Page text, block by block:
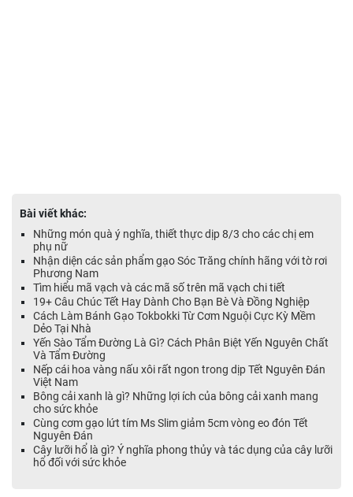
Bài viết khác:
Những món quà ý nghĩa, thiết thực dịp 8/3 cho các chị em
phụ nữ
Nhận diện các sản phẩm gạo Sóc Trăng chính hãng với tờ rơi
Phương Nam
Tìm hiểu mã vạch và các mã số trên mã vạch chi tiết
19+ Câu Chúc Tết Hay Dành Cho Bạn Bè Và Đồng Nghiệp
Cách Làm Bánh Gạo Tokbokki Từ Cơm Nguội Cực Kỳ Mềm
Dẻo Tại Nhà
Yến Sào Tẩm Đường Là Gì? Cách Phân Biệt Yến Nguyên Chất
Và Tẩm Đường
Nếp cái hoa vàng nấu xôi rất ngon trong dịp Tết Nguyên Đán
Việt Nam
Bông cải xanh là gì? Những lợi ích của bông cải xanh mang
cho sức khỏe
Cùng cơm gạo lứt tím Ms Slim giảm 5cm vòng eo đón Tết
Nguyên Đán
Cây lưỡi hổ là gì? Ý nghĩa phong thủy và tác dụng của cây lưỡi
hổ đối với sức khỏe